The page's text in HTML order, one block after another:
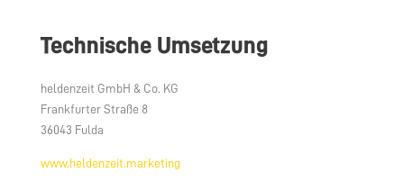
Technische Umsetzung
heldenzeit GmbH & Co. KG
Frankfurter Straße 8
36043 Fulda
www.heldenzeit.marketing